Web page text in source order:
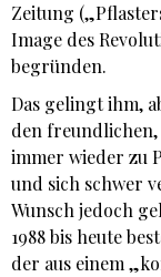
Zeitung
Image des
begründen.
Das gelingt ihm,
den
immer wieder zu
und sich schwer
Wunsch jedoch
1988 bis heute
der aus einem